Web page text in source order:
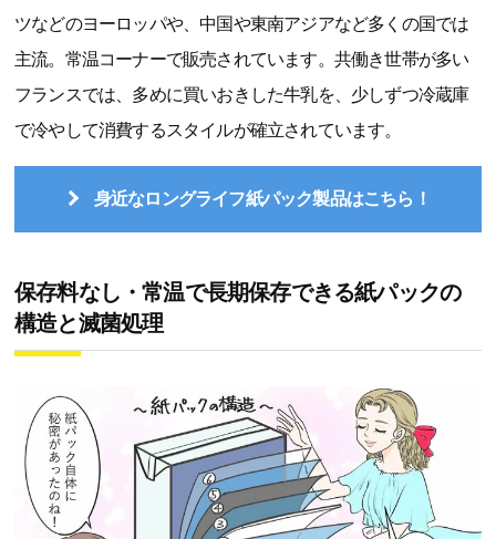
ツなどのヨーロッパや、中国や東南アジアなど多くの国では
主流。常温コーナーで販売されています。共働き世帯が多い
フランスでは、多めに買いおきした牛乳を、少しずつ冷蔵庫
で冷やして消費するスタイルが確立されています。
身近なロングライフ紙パック製品はこちら！
保存料なし・常温で長期保存できる紙パックの
構造と滅菌処理